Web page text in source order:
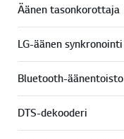
Äänen tasonkorottaja
LG-äänen synkronointi
Bluetooth-äänentoisto
DTS-dekooderi